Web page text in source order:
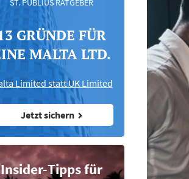
ST. PUBLIUS RATGEBER
GRÜNDE FÜR
MALTA LTD.
Limited statt UK Limited
Jetzt sichern
Insider-Tipps für